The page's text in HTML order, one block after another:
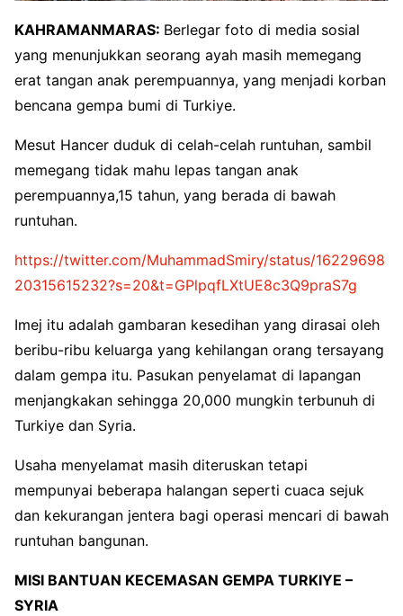
KAHRAMANMARAS: Berlegar foto di media sosial
yang menunjukkan seorang ayah masih memegang
erat tangan anak perempuannya, yang menjadi korban
bencana gempa bumi di Turkiye.
Mesut Hancer duduk di celah-celah runtuhan, sambil
memegang tidak mahu lepas tangan anak
perempuannya,15 tahun, yang berada di bawah
runtuhan.
https://twitter.com/MuhammadSmiry/status/16229698
20315615232?s=20&t=GPlpqfLXtUE8c3Q9praS7g
Imej itu adalah gambaran kesedihan yang dirasai oleh
beribu-ribu keluarga yang kehilangan orang tersayang
dalam gempa itu. Pasukan penyelamat di lapangan
menjangkakan sehingga 20,000 mungkin terbunuh di
Turkiye dan Syria.
Usaha menyelamat masih diteruskan tetapi
mempunyai beberapa halangan seperti cuaca sejuk
dan kekurangan jentera bagi operasi mencari di bawah
runtuhan bangunan.
MISI BANTUAN KECEMASAN GEMPA TURKIYE –
SYRIA